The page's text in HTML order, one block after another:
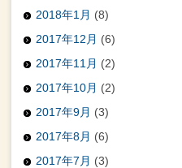
2018年1月 (8)
2017年12月 (6)
2017年11月 (2)
2017年10月 (2)
2017年9月 (3)
2017年8月 (6)
2017年7月 (3)